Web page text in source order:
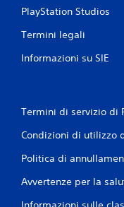
PlayStation Studios
Termini legali
Informazioni su SIE
Termini di servizio di
Condizioni di utilizzo
Politica di
Avvertenze per la